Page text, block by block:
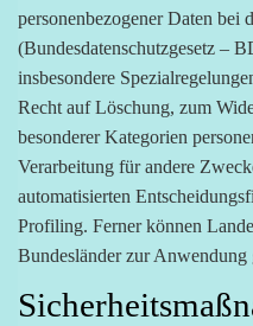
personenbezogener Daten bei
(Bundesdatenschutzgesetz –
insbesondere
Recht auf Löschung, zum
besonderer Kategorien
Verarbeitung für andere
automatisierten
Profiling. Ferner können
Bundesländer zur Anwendung